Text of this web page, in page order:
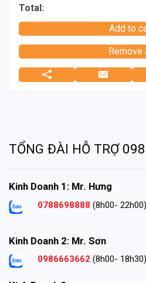
Total:
Add to
Remove
TỔNG ĐÀI HỖ TRỢ
Kinh Doanh 1: Mr. Hưng
0788698888 (8h00- 22h00)
Kinh Doanh 2: Mr. Sơn
0986663662 (8h00- 18h30)